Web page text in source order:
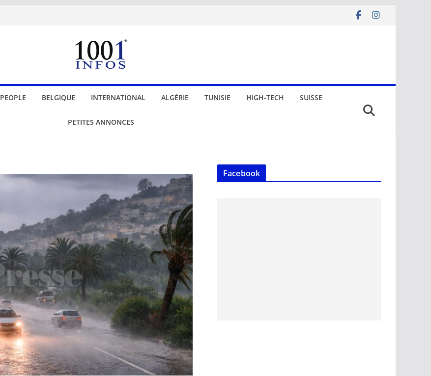
PEOPLE BELGIQUE INTERNATIONAL ALGÉRIE TUNISIE HIGH-TECH SUISSE
PETITES ANNONCES
Facebook